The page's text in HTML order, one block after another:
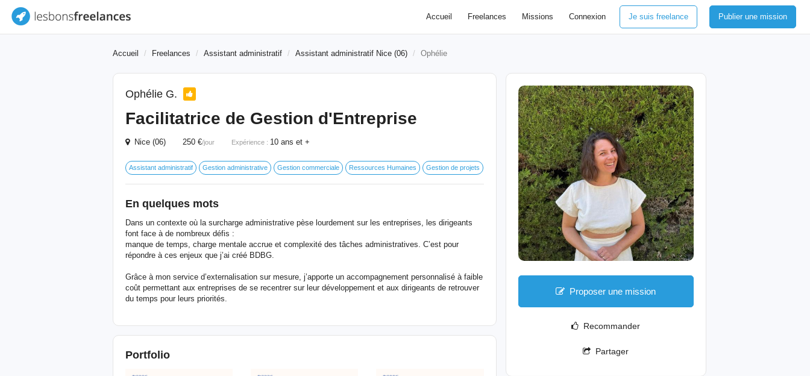
Accueil Freelances Missions Connexion Je suis freelance Publier une mission
Accueil Freelances Assistant administratif Assistant administratif Nice (06) Ophélie
Ophélie G.
Facilitatrice de Gestion d'Entreprise
Nice (06) 250 €/jour Expérience : 10 ans et +
Assistant administratif Gestion administrative Gestion commerciale Ressources Humaines Gestion de projets
En quelques mots
Dans un contexte où la surcharge administrative pèse lourdement sur les entreprises, les dirigeants
font face à de nombreux défis :
manque de temps, charge mentale accrue et complexité des tâches administratives. C’est pour
répondre à ces enjeux que j’ai créé BDBG.
Grâce à mon service d’externalisation sur mesure, j’apporte un accompagnement personnalisé à faible
coût permettant aux entreprises de se recentrer sur leur développement et aux dirigeants de retrouver
du temps pour leurs priorités.
Portfolio
Proposer une mission
Recommander
Partager